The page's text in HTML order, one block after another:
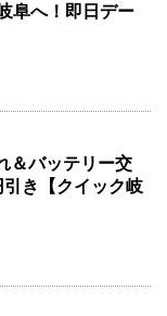
阜へ！即日デー
＆バッテリー交
き【クイック岐